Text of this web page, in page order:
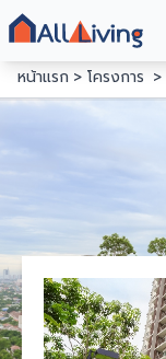
หน้าแรก
โครงการ